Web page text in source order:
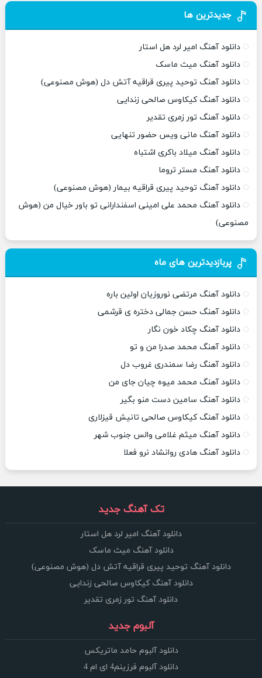
جدیدترین ها
دانلود آهنگ امیر لرد هل استار
دانلود آهنگ میث ماسک
دانلود آهنگ توحید پیری قراقیه آتش دل (هوش مصنوعی)
دانلود آهنگ کیکاوس صالحی زندایی
دانلود آهنگ تور زمری تقدیر
دانلود آهنگ مانی ویس حضور تنهایی
دانلود آهنگ میلاد باکری اشتباه
دانلود آهنگ مستر تروما
دانلود آهنگ توحید پیری قراقیه بیمار (هوش مصنوعی)
دانلود آهنگ محمد علی امینی اسفندارانی تو باور خیال من (هوش
مصنوعی)
پربازدیدترین های ماه
دانلود آهنگ مرتضی نوروزیان اولین باره
دانلود آهنگ حسن جمالی دختره ی قرشمی
دانلود آهنگ چکاد خون نگار
دانلود آهنگ محمد صدرا من و تو
دانلود آهنگ رضا سمندری غروب دل
دانلود آهنگ محمد میوه چیان جای من
دانلود آهنگ سامین دست منو بگیر
دانلود آهنگ کیکاوس صالحی تانیش قیزلاری
دانلود آهنگ میثم غلامی والس جنوب شهر
دانلود آهنگ هادی روانشاد نرو فعلا
تک آهنگ جدید
دانلود آهنگ امیر لرد هل استار
دانلود آهنگ میث ماسک
دانلود آهنگ توحید پیری قراقیه آتش دل (هوش مصنوعی)
دانلود آهنگ کیکاوس صالحی زندایی
دانلود آهنگ تور زمری تقدیر
آلبوم جدید
دانلود آلبوم حامد ماتریکس
دانلود آلبوم فرزینم4 ای ام 4